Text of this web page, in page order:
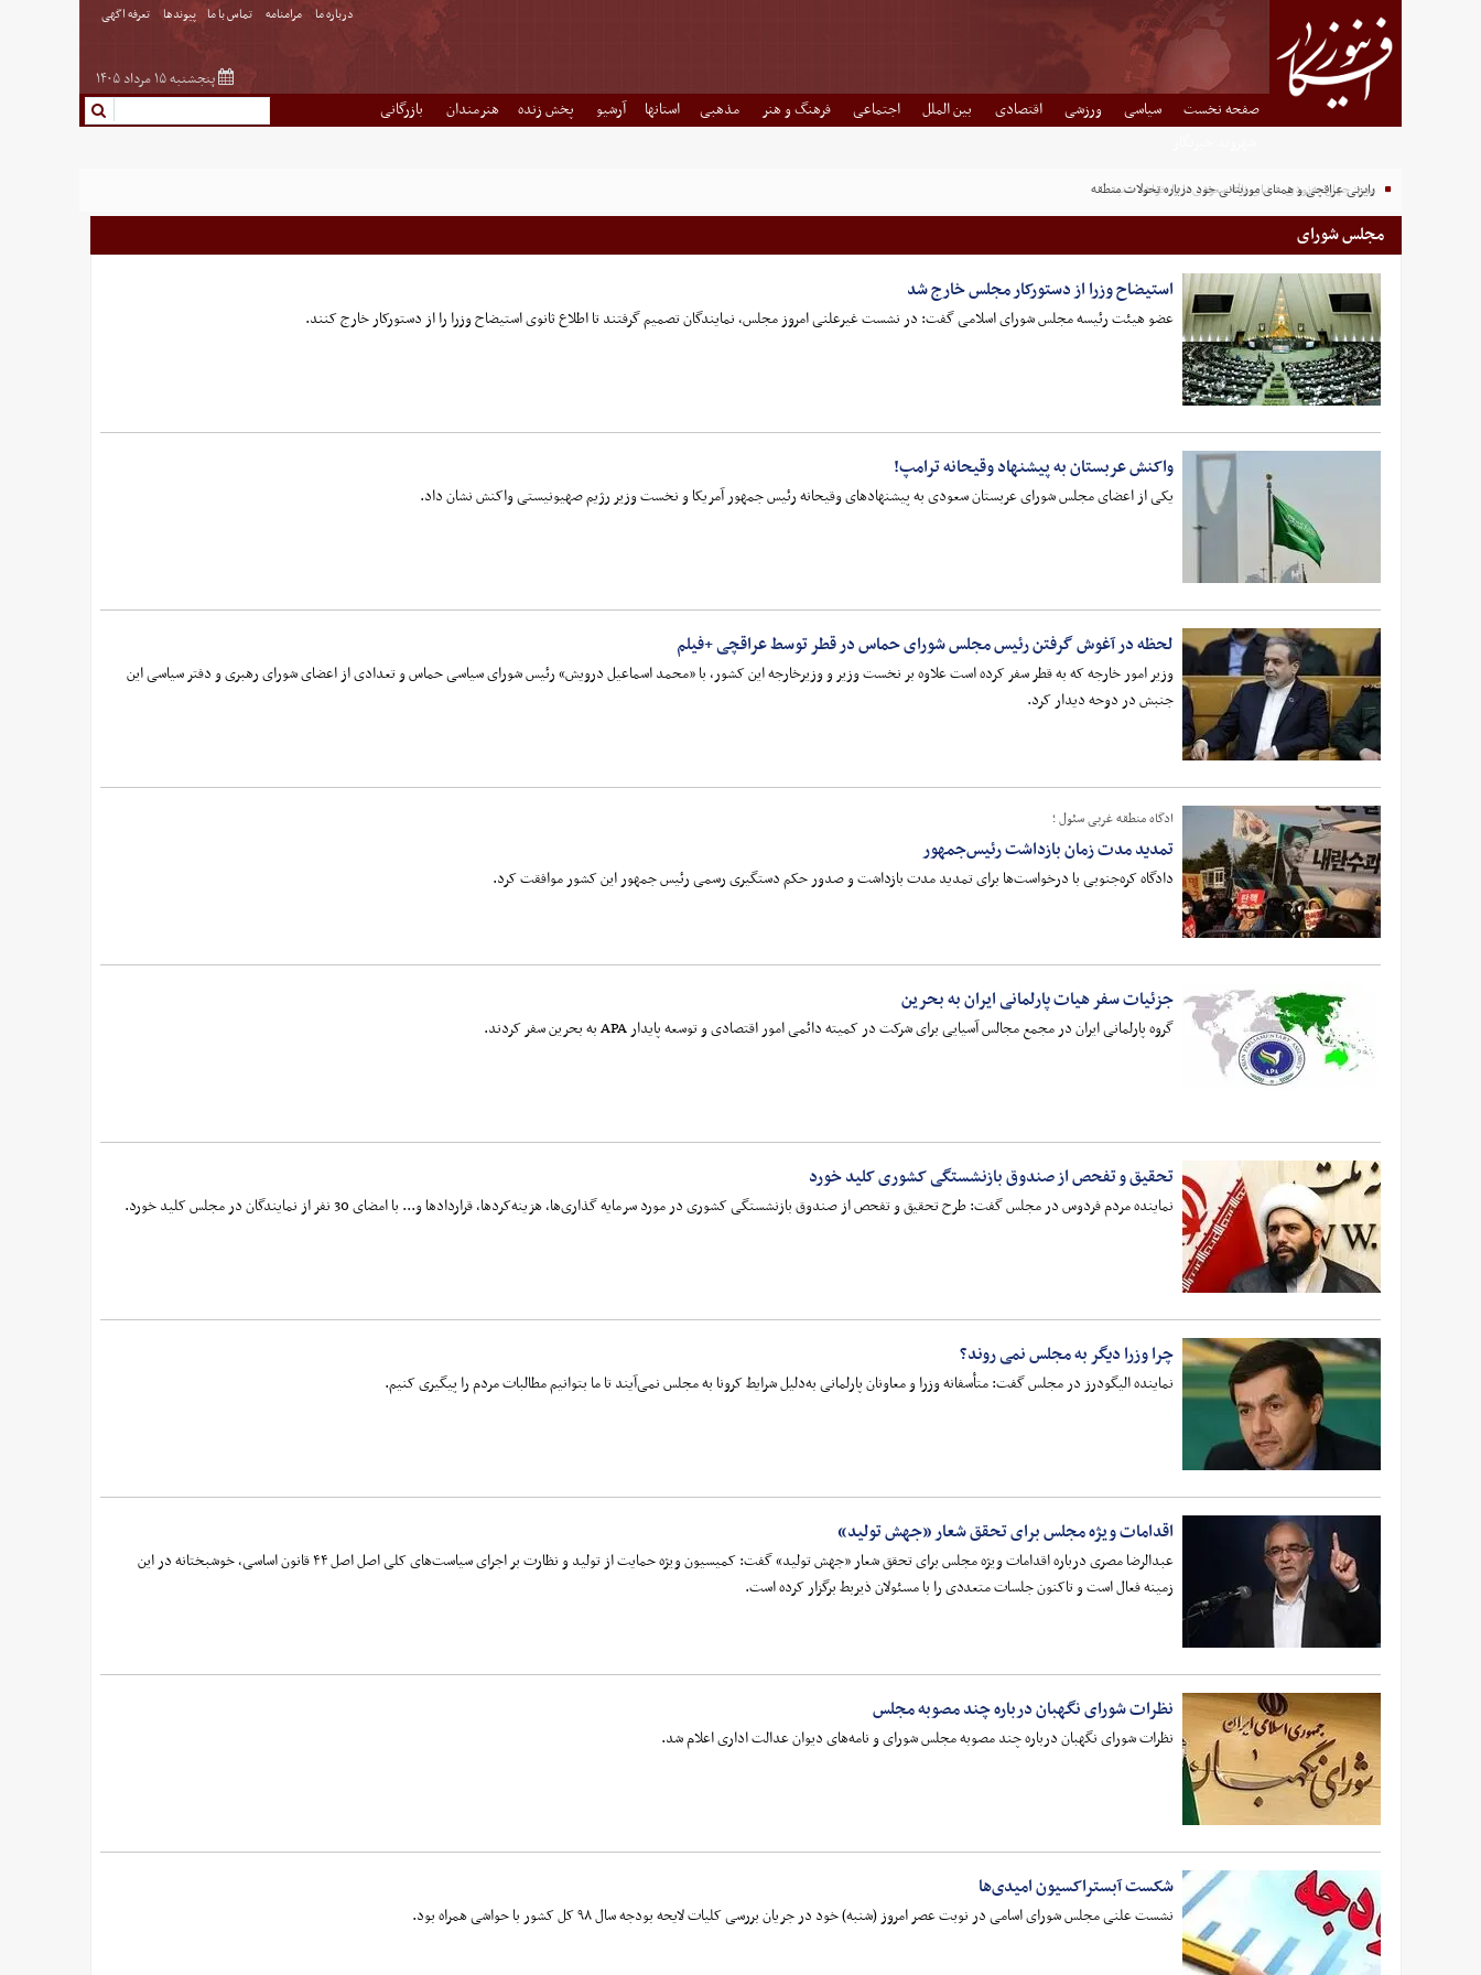
درباره ما مرامنامه تماس با ما پیوندها تعرفه اگهی
پنجشنبه ۱۵ مرداد ۱۴۰۵
صفحه نخست سیاسی ورزشی اقتصادی بین الملل اجتماعی فرهنگ و هنر مذهبی استانها آرشیو پخش زنده هنرمندان
بازرگانی
رایزنی عراقچی و همتای موریتانی خود درباره تحولات منطقه
مجلس شورای
استیضاح‌ وزرا از دستورکار مجلس خارج شد
عضو هیئت رئیسه مجلس شورای اسلامی گفت: در نشست غیرعلنی امروز مجلس، نمایندگان تصمیم گرفتند تا اطلاع ثانوی استیضاح وزرا را از دستورکار خارج کنند.
واکنش عربستان به پیشنهاد وقیحانه ترامپ!
یکی از اعضای مجلس شورای عربستان سعودی به پیشنهادهای وقیحانه رئیس جمهور آمریکا و نخست وزیر رژیم صهیونیستی واکنش نشان داد.
لحظه در آغوش گرفتن رئیس مجلس شورای حماس در قطر توسط عراقچی +فیلم
وزیر امور خارجه که به قطر سفر کرده است علاوه بر نخست وزیر و وزیرخارجه این کشور، با «محمد اسماعیل درویش» رئیس شورای سیاسی حماس و تعدادی از اعضای شورای رهبری و دفتر سیاسی این
جنبش در دوحه دیدار کرد.
ادگاه منطقه غربی سئول ؛
تمدید مدت زمان بازداشت رئیس‌جمهور
دادگاه کره‌جنوبی با درخواست‌ها برای تمدید مدت بازداشت و صدور حکم دستگیری رسمی رئیس جمهور این کشور موافقت کرد.
جزئیات سفر هیات پارلمانی ایران به بحرین
گروه پارلمانی ایران در مجمع مجالس آسیایی برای شرکت در کمیته دائمی امور اقتصادی و توسعه پایدار APA به بحرین سفر کردند.
تحقیق و تفحص از صندوق بازنشستگی کشوری کلید خورد
نماینده مردم فردوس در مجلس گفت: طرح تحقیق و تفحص از صندوق بازنشستگی کشوری در مورد سرمایه گذاری‌ها، هزینه‌کردها، قراردادها و... با امضای 30 نفر از نمایندگان در مجلس کلید خورد.
چرا وزرا دیگر به مجلس نمی روند؟
نماینده الیگودرز در مجلس گفت: متأسفانه وزرا و معاونان پارلمانی به‌دلیل شرایط کرونا به مجلس نمی‌آیند تا ما بتوانیم مطالبات مردم را پیگیری کنیم.
اقدامات ویژه مجلس برای تحقق شعار «جهش تولید»
عبدالرضا مصری درباره اقدامات ویژه مجلس برای تحقق شعار «جهش تولید» گفت: کمیسیون ویژه حمایت از تولید و نظارت بر اجرای سیاست‌های کلی اصل اصل ۴۴ قانون اساسی، خوشبختانه در این
زمینه فعال است و تاکنون جلسات متعددی را با مسئولان ذیربط برگزار کرده است.
نظرات شورای نگهبان درباره چند مصوبه مجلس
نظرات شورای نگهبان درباره چند مصوبه مجلس شورای و نامه‌های دیوان عدالت اداری اعلام شد.
شکست آبستراکسیون امیدی‌ها
نشست علنی مجلس شورای اسامی در نوبت عصر امروز (شنبه) خود در جریان بررسی کلیات لایحه بودجه سال ۹۸ کل کشور با حواشی همراه بود.